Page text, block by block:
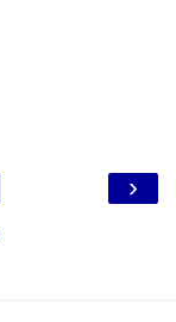
›